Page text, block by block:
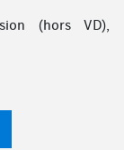
(hors VD),